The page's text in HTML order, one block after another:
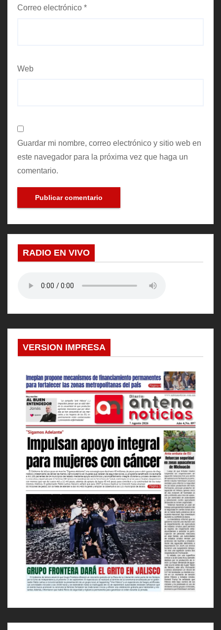
Correo electrónico *
Web
Guardar mi nombre, correo electrónico y sitio web en
este navegador para la próxima vez que haga un
comentario.
RADIO EN VIVO
VERSION IMPRESA